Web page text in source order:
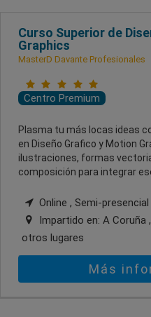
Curso Superior de
Graphics
MasterD Davante Profesionales
Centro Premium
Plasma tu más locas ideas
en Diseño Grafico y Motion
ilustraciones, formas
composición para integrar
Online , Semi-
Impartido en: A Coruña
otros lugares
Más